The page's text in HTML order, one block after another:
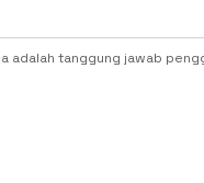
adalah tanggung jawab